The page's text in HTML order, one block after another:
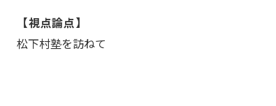
【視点論点】
松下村塾を訪ねて